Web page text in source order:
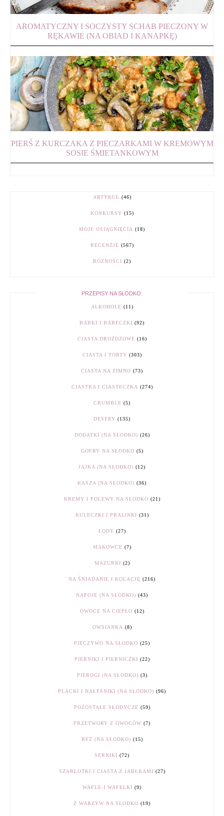
AROMATYCZNY I SOCZYSTY SCHAB PIECZONY W
RĘKAWIE (NA OBIAD I KANAPKĘ)
PIERŚ Z KURCZAKA Z PIECZARKAMI W KREMOWYM
SOSIE ŚMIETANKOWYM
ARTYKUŁ (46)
KONKURSY (15)
MOJE OSIĄGNIĘCIA (18)
RECENZJE (567)
RÓŻNOŚCI (2)
PRZEPISY NA SŁODKO:
ALKOHOLE (11)
BABKI I BABECZKI (92)
CIASTA DROŻDŻOWE (16)
CIASTA I TORTY (303)
CIASTA NA ZIMNO (73)
CIASTKA I CIASTECZKA (274)
CRUMBLE (5)
DESERY (135)
DODATKI (NA SŁODKO) (26)
GOFRY NA SŁODKO (5)
JAJKA (NA SŁODKO) (12)
KASZA (NA SŁODKO) (36)
KREMY I POLEWY NA SŁODKO (21)
KULECZKI I PRALINKI (31)
LODY (27)
MAKOWCE (7)
MAZURKI (2)
NA ŚNIADANIE I KOLACJĘ (216)
NAPOJE (NA SŁODKO) (43)
OWOCE NA CIEPŁO (12)
OWSIANKA (8)
PIECZYWO NA SŁODKO (25)
PIERNIKI I PIERNICZKI (22)
PIEROGI (NA SŁODKO) (3)
PLACKI I NALEŚNIKI (NA SŁODKO) (96)
POZOSTAŁE SŁODYCZE (59)
PRZETWORY Z OWOCÓW (7)
RYŻ (NA SŁODKO) (15)
SERNIKI (72)
SZARLOTKI I CIASTA Z JABŁKAMI (27)
WAFLE I WAFELKI (9)
Z WARZYW NA SŁODKO (19)